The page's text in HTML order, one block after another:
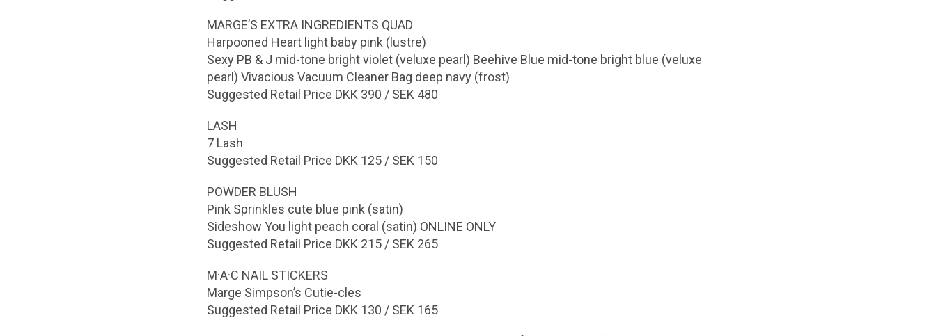
MARGE’S EXTRA INGREDIENTS QUAD
Harpooned Heart light baby pink (lustre)
Sexy PB & J mid-tone bright violet (veluxe pearl) Beehive Blue mid-tone bright blue (veluxe
pearl) Vivacious Vacuum Cleaner Bag deep navy (frost)
Suggested Retail Price DKK 390 / SEK 480
LASH
7 Lash
Suggested Retail Price DKK 125 / SEK 150
POWDER BLUSH
Pink Sprinkles cute blue pink (satin)
Sideshow You light peach coral (satin) ONLINE ONLY
Suggested Retail Price DKK 215 / SEK 265
M·A·C NAIL STICKERS
Marge Simpson’s Cutie-cles
Suggested Retail Price DKK 130 / SEK 165